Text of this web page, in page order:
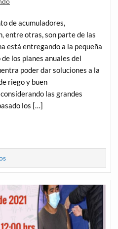
de acumuladores,
entre otras, son parte de las
está entregando a la pequeña
los planes anuales del
poder dar soluciones a la
riego y buen
las grandes
los […]